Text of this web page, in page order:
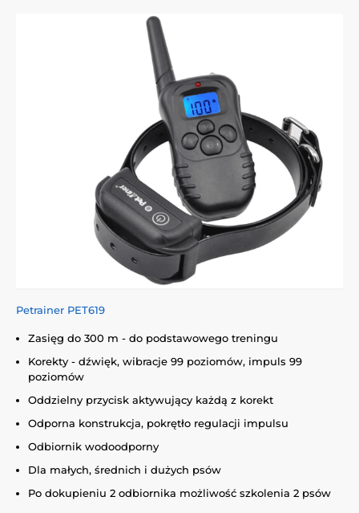
Petrainer PET619
Zasięg do 300 m - do podstawowego treningu
Korekty - dźwięk, wibracje 99 poziomów, impuls 99
poziomów
Oddzielny przycisk aktywujący każdą z korekt
Odporna konstrukcja, pokrętło regulacji impulsu
Odbiornik wodoodporny
Dla małych, średnich i dużych psów
Po dokupieniu 2 odbiornika możliwość szkolenia 2 psów